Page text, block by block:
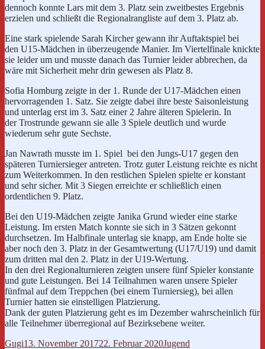
dennoch konnte Lars mit dem 3. Platz sein zweitbestes Ergebnis
erzielen und schließt die Regionalrangliste auf dem 3. Platz ab.
Eine stark spielende Sarah Kirchergewann ihr Auftaktspiel bei
den U15-Mädchen in überzeugende Manier. Im Viertelfinale knickte
sie leider um und musste danach das Turnier leider abbrechen, da
wäre mit Sicherheit mehr drin gewesen als Platz 8.
Sofia Homburg zeigte in der 1. Runde derU17-Mädchen einen
hervorragenden 1. Satz. Sie zeigte dabei ihre beste Saisonleistung
und unterlag erst im 3. Satz einer 2 Jahre älteren Spielerin. In
derTrostrunde gewann sie alle 3 Spiele deutlich und wurde
wiederum sehr gute Sechste.
Jan Nawrath musste im 1. Spiel bei den Jungs-U17 gegen den
späteren Turniersieger antreten. Trotz guter Leistung reichte es nicht
zum Weiterkommen. In den restlichen Spielen spielte er konstant
und sehr sicher. Mit 3 Siegen erreichte er schließlich einen
ordentlichen 9. Platz.
Bei den U19-Mädchen zeigte Janika Grund wieder eine starke
Leistung. Im ersten Match konnte sie sich in 3 Sätzen gekonnt
durchsetzen. Im Halbfinale unterlag sie knapp, am Ende holte sie
aber noch den 3. Platz in der Gesamtwertung (U17/U19) und damit
zum dritten mal den 2. Platz in derU19-Wertung.
In den drei Regionalturnieren zeigten unsere fünf Spieler konstante
und gute Leistungen. Bei 14 Teilnahmen waren unsere Spieler
fünfmal auf dem Treppchen (bei einem Turniersieg), bei allen
Turnier hatten sie einstelligen Platzierung.
Dank der guten Platzierung geht es im Dezember wahrscheinlich für
alle Teilnehmer überregional auf Bezirksebene weiter.
Autor
GugiVeröffentlicht
13. November 201722. Februar 2020Kategorien
Jugend